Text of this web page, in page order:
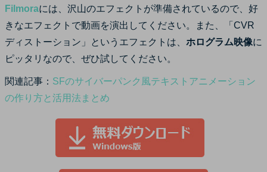
Filmoraには、沢山のエフェクトが準備されているので、好
きなエフェクトで動画を演出してください。また、「CVR
ディストーション」というエフェクトは、 ホログラム映像に
ピッタリなので、ぜひ試してください。
関連記事： SFのサイバーパンク風テキストアニメーション
の作り方と活用法まとめ